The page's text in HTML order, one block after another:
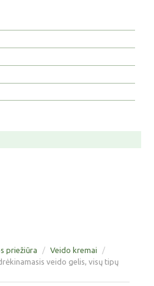
priežiūra / Veido kremai
/
veido gelis, visų tipų